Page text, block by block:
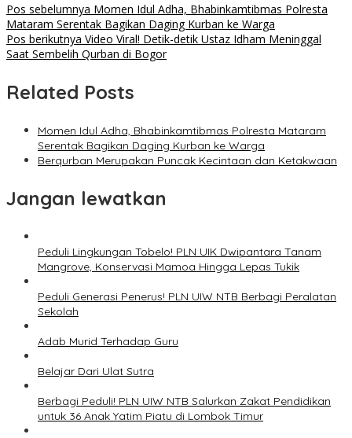
Navigasi
pos
Pos sebelumnya Momen Idul Adha, Bhabinkamtibmas Polresta
Mataram Serentak Bagikan Daging Kurban ke Warga
Pos berikutnya Video Viral! Detik-detik Ustaz Idham Meninggal
Saat Sembelih Qurban di Bogor
Related Posts
Momen Idul Adha, Bhabinkamtibmas Polresta Mataram
Serentak Bagikan Daging Kurban ke Warga
Berqurban Merupakan Puncak Kecintaan dan Ketakwaan
Jangan lewatkan
Peduli Lingkungan Tobelo! PLN UIK Dwipantara Tanam
Mangrove, Konservasi Mamoa Hingga Lepas Tukik
Peduli Generasi Penerus! PLN UIW NTB Berbagi Peralatan
Sekolah
Adab Murid Terhadap Guru
Belajar Dari Ulat Sutra
Berbagi Peduli! PLN UIW NTB Salurkan Zakat Pendidikan
untuk 36 Anak Yatim Piatu di Lombok Timur